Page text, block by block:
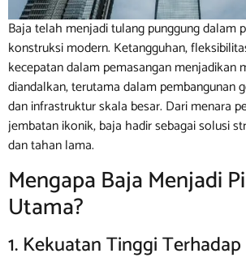
Baja telah menjadi tulang punggung dalam
konstruksi modern. Ketangguhan,
kecepatan dalam pemasangan menjadikan
diandalkan, terutama dalam pembangunan
dan infrastruktur skala besar. Dari menara
jembatan ikonik, baja hadir sebagai solusi
dan tahan lama.
Mengapa Baja Menjadi
Utama?
1. Kekuatan Tinggi